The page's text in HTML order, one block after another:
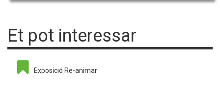
Et pot interessar
Exposició Re-animar